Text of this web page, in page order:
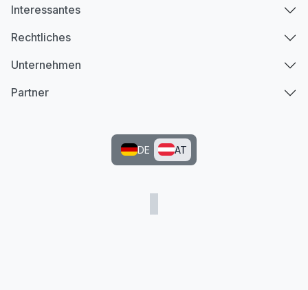
Interessantes
Rechtliches
Unternehmen
Partner
DE AT